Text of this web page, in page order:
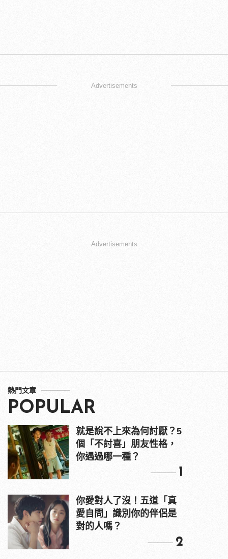
Advertisements
Advertisements
熱門文章
POPULAR
就是說不上來為何討厭？5
個「不討喜」朋友性格，
你遇過哪一種？
1
你愛對人了沒！五道「真
愛自問」識別你的伴侶是
對的人嗎？
2